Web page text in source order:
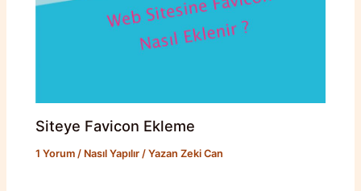
Siteye Favicon Ekleme
1 Yorum / Nasıl Yapılır / Yazan Zeki Can